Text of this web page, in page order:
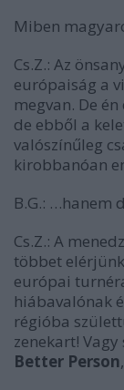
Miben
Cs.Z.: Az
európaiság a
megvan. De
de ebből a
valószínűleg
kirobbanóan
B.G.: …hanem
Cs.Z.: A
többet
európai
hiábavalónak
régióba
zenekart!
Better Person